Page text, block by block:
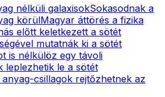
nélküli galaxisokSokasodnak a
körülMagyar áttörés a fizika
előtt keletkezett a sötét
mutatnák ki a sötét
is nélkülöz egy távoli
leplezhetik le a sötét
csillagok rejtőzhetnek az